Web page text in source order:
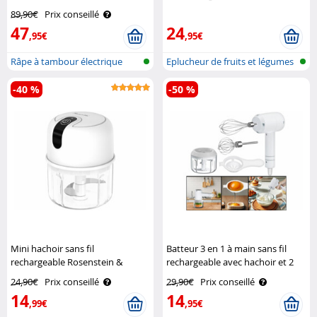
89,90€ Prix conseillé
47,95€
Râpe à tambour électrique
24,95€
Eplucheur de fruits et légumes
Mini hachoir sans fil
rechargeable Rosenstein &
24,90€ Prix conseillé
14,99€
-40 %
Batteur 3 en 1 à main sans fil
rechargeable avec hachoir et 2
fouets Rosenstein & Söhne
29,90€ Prix conseillé
14,95€
-50 %